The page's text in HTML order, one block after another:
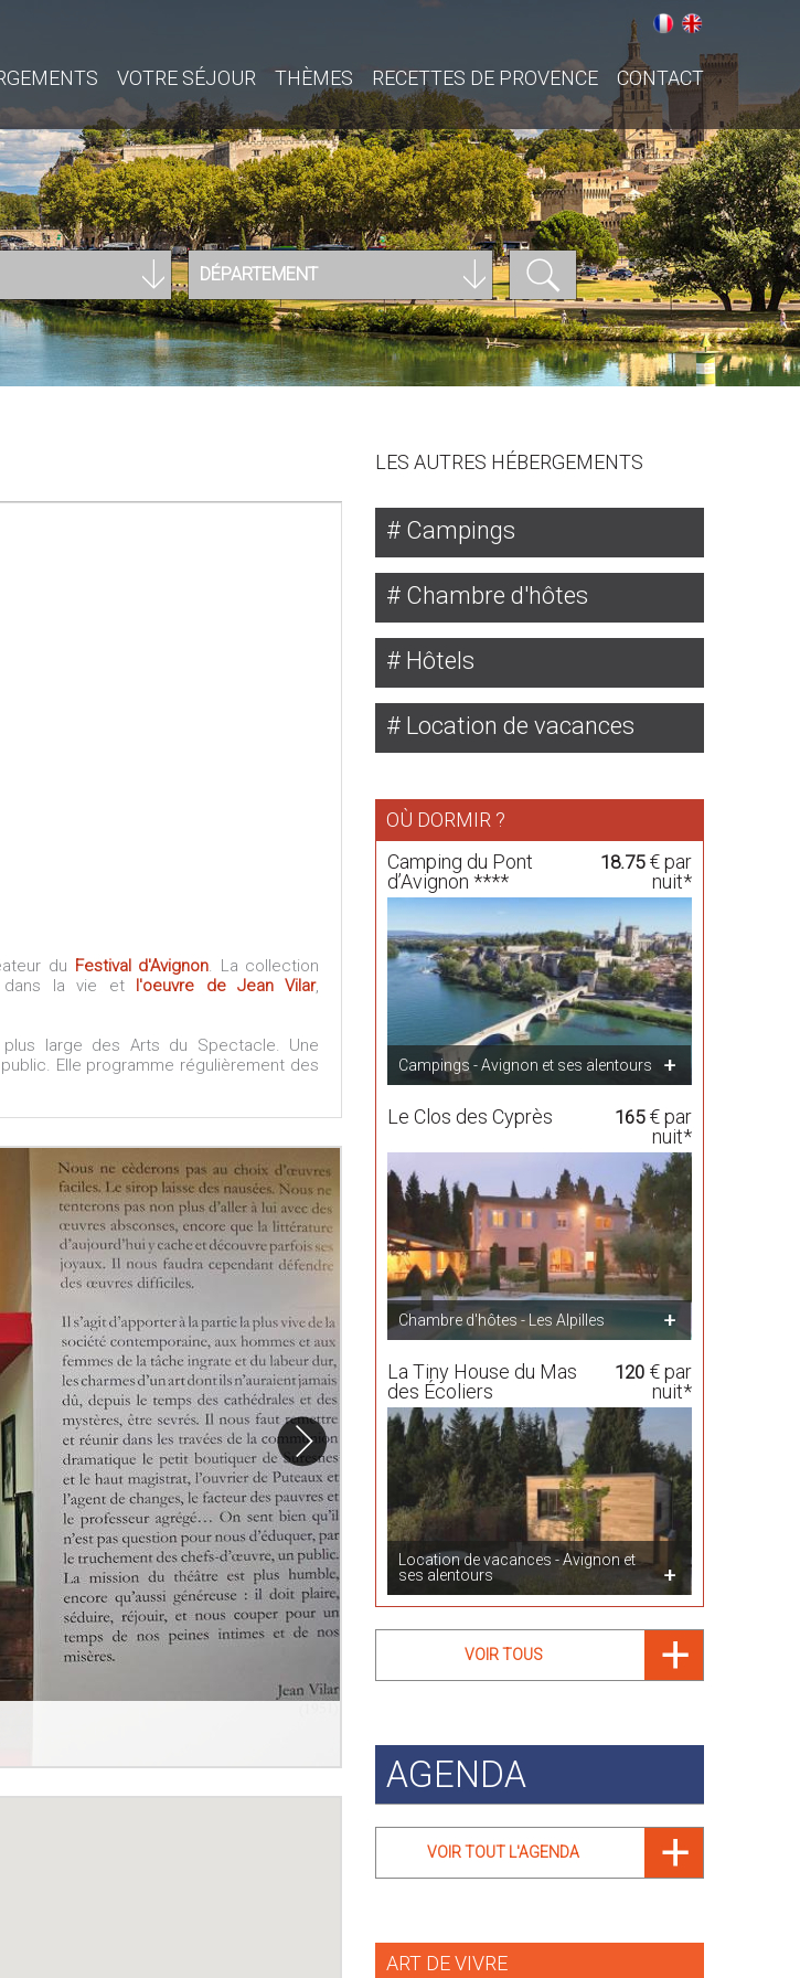
VOTRE SÉJOUR THÈMES RECETTES DE PROVENCE CONTACT
DÉPARTEMENT
du Festival d'Avignon. La collection
dans la vie et l'oeuvre de Jean Vilar,
large des Arts du Spectacle. Une
Elle programme régulièrement des
LES AUTRES HÉBERGEMENTS
Campings
Chambre d'hôtes
Hôtels
Location de vacances
OÙ DORMIR ?
Camping du Pont
d’Avignon ****
18.75€ par
nuit*
Campings - Avignon et ses alentours
Le Clos des Cyprès 165€ par
nuit*
Chambre d'hôtes - Les Alpilles
La Tiny House du Mas
des Écoliers
120€ par
nuit*
Location de vacances - Avignon et
ses alentours
VOIR TOUS
AGENDA
VOIR TOUT L'AGENDA
ART DE VIVRE